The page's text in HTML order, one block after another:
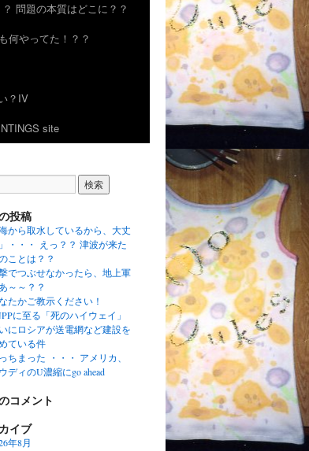
問題の本質はどこに？？
何やってた！？？
？IV
site
投稿
海から取水しているから、大丈
・・・ えっ？？ 津波が来た
ことは？？
でつぶせなかったら、地上軍
～～？？
たかご教示ください！
に至る「死のハイウェイ」
にロシアが送電網など建設を
ている件
ちまった ・・・ アメリカ、
ディのU濃縮にgo ahead
コメント
イブ
年8月